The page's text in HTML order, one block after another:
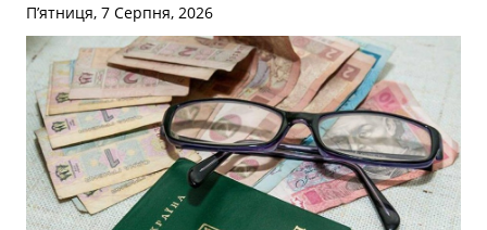
П’ятниця, 7 Серпня, 2026